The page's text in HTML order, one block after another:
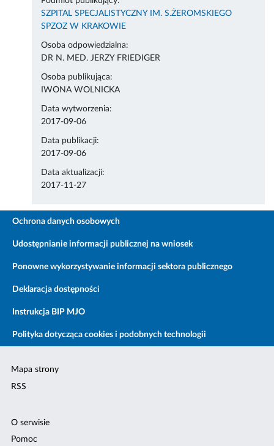
SZPITAL SPECJALISTYCZNY IM. S.ŻEROMSKIEGO
SPZOZ W KRAKOWIE
Osoba odpowiedzialna:
DR N. MED. JERZY FRIEDIGER
Osoba publikująca:
IWONA WOLNICKA
Data wytworzenia:
2017-09-06
Data publikacji:
2017-09-06
Data aktualizacji:
2017-11-27
Ochrona danych osobowych
Udostępnianie informacji publicznej na wniosek
Ponowne wykorzystywanie informacji sektora publicznego
Deklaracja dostępności
Instrukcja BIP MJO
Polityka dotycząca cookies i podobnych technologii
Mapa strony
RSS
O serwisie
Pomoc